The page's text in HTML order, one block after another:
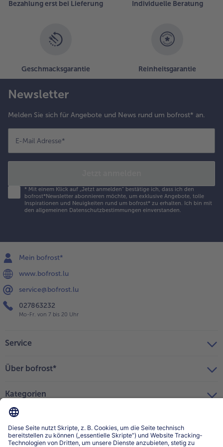
Bezahlung erst bei Lieferung Individuelle Beratung
Geschmacksgarantie Reinheitsgarantie
Newsletter
Melden Sie sich für Angebote und News rund um bofrost* an.
E-Mail Adresse*
* Mit einem Klick auf „Jetzt anmelden" bestätige ich, dass ich den
bofrost*Newsletter abonnieren möchte, um exklusive Angebote, tolle
Inspirationen und Neuigkeiten rund um bofrost* zu erhalten. Ich bin mit
den allgemeinen Datenschutzbestimmungen einverstanden.
Mein bofrost*
www.bofrost.lu
service@bofrost.lu
027863232
Mo-Fr. von 7 bis 20 Uhr
Service
Über bofrost*
Kategorien